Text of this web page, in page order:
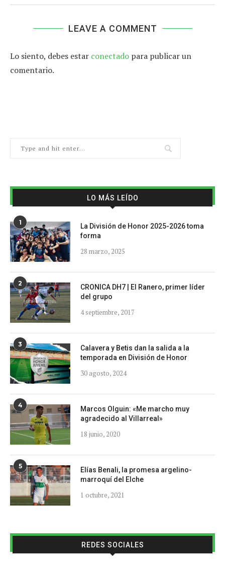
LEAVE A COMMENT
Lo siento, debes estar conectado para publicar un
comentario.
LO MÁS LEÍDO
1
La División de Honor 2025-2026 toma
forma
28 marzo, 2025
2
CRONICA DH7 | El Ranero, primer líder
del grupo
4 septiembre, 2017
3
Calavera y Betis dan la salida a la
temporada en División de Honor
30 agosto, 2024
4
Marcos Olguin: «Me marcho muy
agradecido al Villarreal»
18 junio, 2020
5
Elías Benali, la promesa argelino-
marroquí del Elche
1 octubre, 2021
REDES SOCIALES